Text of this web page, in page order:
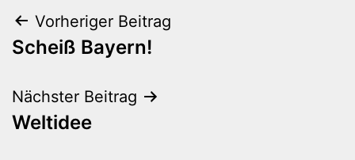
Beitragsnavigation
Vorheriger Beitrag
Scheiß Bayern!
Nächster Beitrag
Weltidee